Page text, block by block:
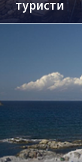
туристи